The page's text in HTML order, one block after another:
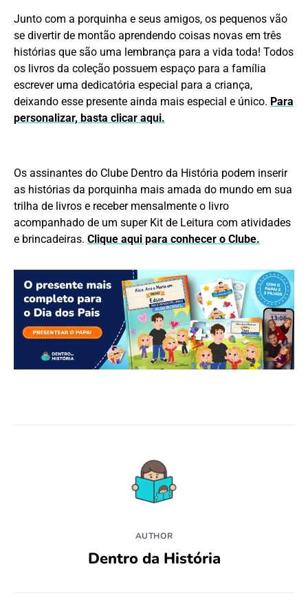
Junto com a porquinha e seus amigos, os pequenos vão
se divertir de montão aprendendo coisas novas em três
histórias que são uma lembrança para a vida toda! Todos
os livros da coleção possuem espaço para a família
escrever uma dedicatória especial para a criança,
deixando esse presente ainda mais especial e único. Para
personalizar, basta clicar aqui.
Os assinantes do Clube Dentro da História podem inserir
as histórias da porquinha mais amada do mundo em sua
trilha de livros e receber mensalmente o livro
acompanhado de um super Kit de Leitura com atividades
e brincadeiras. Clique aqui para conhecer o Clube.
AUTHOR
Dentro da História